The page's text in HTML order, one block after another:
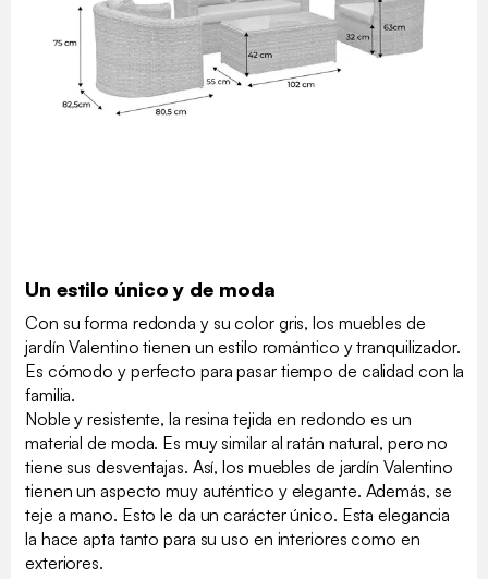
Un estilo único y de moda
Con su forma redonda y su color gris, los muebles de
jardín Valentino tienen un estilo romántico y tranquilizador.
Es cómodo y perfecto para pasar tiempo de calidad con la
familia.
Noble y resistente, la resina tejida en redondo es un
material de moda. Es muy similar al ratán natural, pero no
tiene sus desventajas. Así, los muebles de jardín Valentino
tienen un aspecto muy auténtico y elegante. Además, se
teje a mano. Esto le da un carácter único. Esta elegancia
la hace apta tanto para su uso en interiores como en
exteriores.